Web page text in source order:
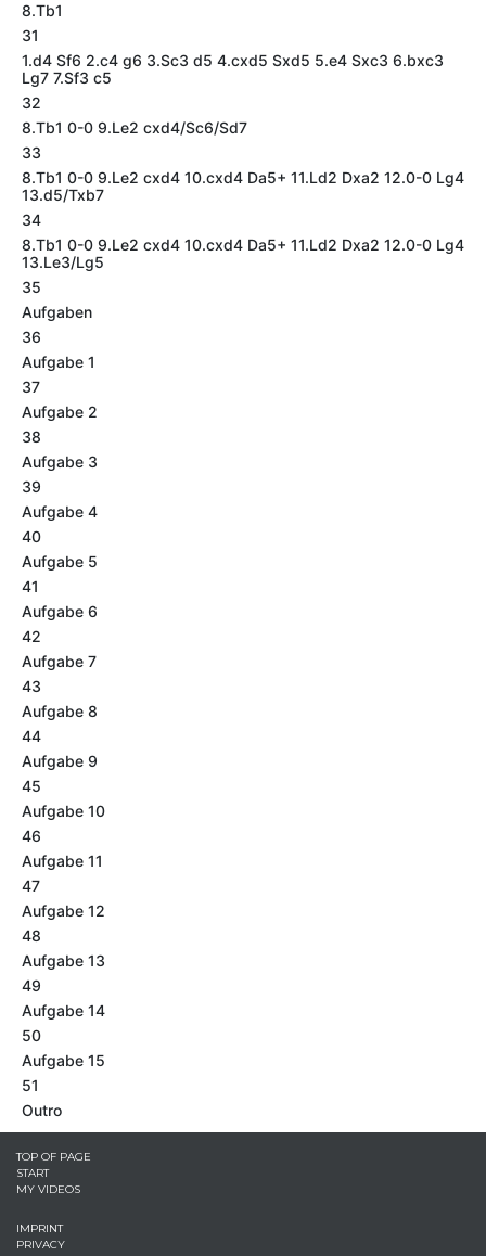
8.Tb1
31
1.d4 Sf6 2.c4 g6 3.Sc3 d5 4.cxd5 Sxd5 5.e4 Sxc3 6.bxc3
Lg7 7.Sf3 c5
32
8.Tb1 0-0 9.Le2 cxd4/Sc6/Sd7
33
8.Tb1 0-0 9.Le2 cxd4 10.cxd4 Da5+ 11.Ld2 Dxa2 12.0-0 Lg4
13.d5/Txb7
34
8.Tb1 0-0 9.Le2 cxd4 10.cxd4 Da5+ 11.Ld2 Dxa2 12.0-0 Lg4
13.Le3/Lg5
35
Aufgaben
36
Aufgabe 1
37
Aufgabe 2
38
Aufgabe 3
39
Aufgabe 4
40
Aufgabe 5
41
Aufgabe 6
42
Aufgabe 7
43
Aufgabe 8
44
Aufgabe 9
45
Aufgabe 10
46
Aufgabe 11
47
Aufgabe 12
48
Aufgabe 13
49
Aufgabe 14
50
Aufgabe 15
51
Outro
TOP OF PAGE
START
MY VIDEOS
IMPRINT
PRIVACY